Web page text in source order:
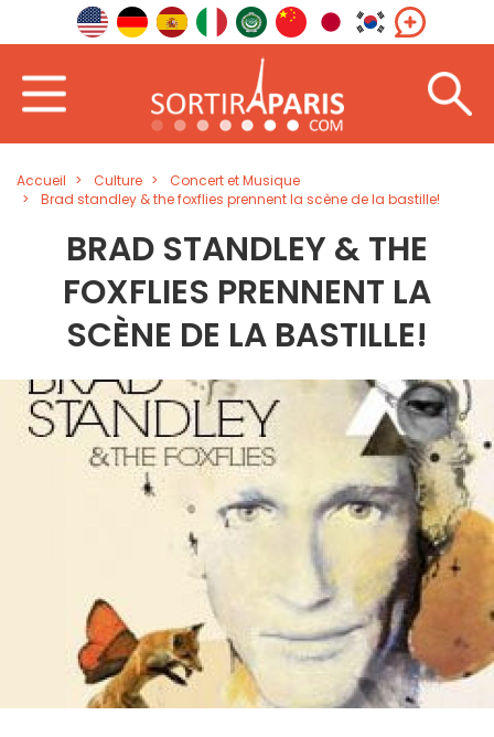
Accueil Culture
Concert et Musique
Brad standley & the foxflies prennent la scène de la bastille!
BRAD STANDLEY & THE
FOXFLIES PRENNENT LA
SCÈNE DE LA BASTILLE!